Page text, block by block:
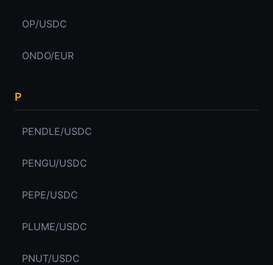
OP/USDC
ONDO/EUR
P
PENDLE/USDC
PENGU/USDC
PEPE/USDC
PLUME/USDC
PNUT/USDC